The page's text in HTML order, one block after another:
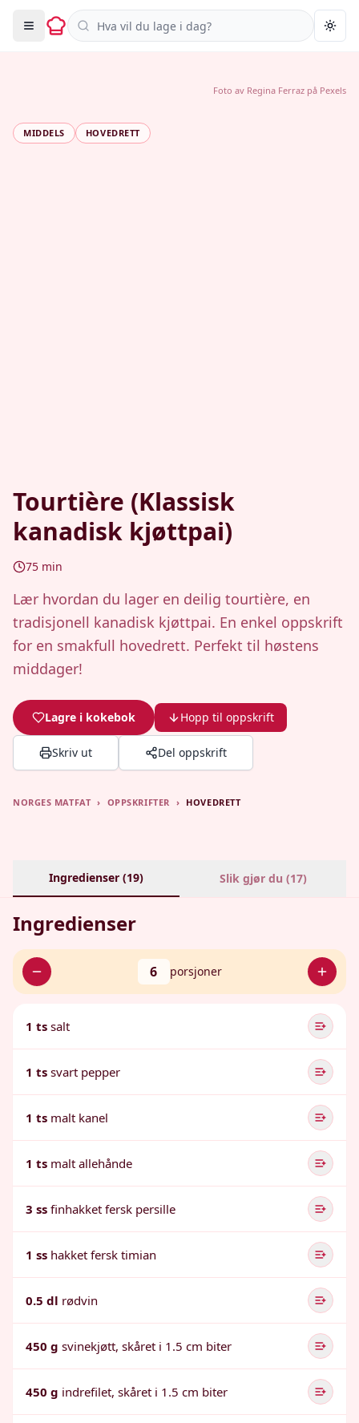
Søk i oppskrifter
MIDDELS HOVEDRETT
Tourtière (Klassisk
kanadisk kjøttpai)
75 min
Lær hvordan du lager en deilig tourtière, en
tradisjonell kanadisk kjøttpai. En enkel oppskrift
for en smakfull hovedrett. Perfekt til høstens
middager!
Lagre i kokebok Hopp til oppskrift
Skriv ut Del oppskrift
Foto av Regina Ferraz på Pexels
NORGES MATFAT › OPPSKRIFTER › HOVEDRETT
Ingredienser (19) Slik gjør du (17)
Ingredienser
6 porsjoner
1 ts salt
1 ts svart pepper
1 ts malt kanel
1 ts malt allehånde
3 ss finhakket fersk persille
1 ss hakket fersk timian
0.5 dl rødvin
450 g svinekjøtt, skåret i 1.5 cm biter
450 g indrefilet, skåret i 1.5 cm biter